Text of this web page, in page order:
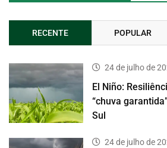
RECENTE POPULAR
24 de julho de
El Niño:
“chuva
Sul
24 de julho de